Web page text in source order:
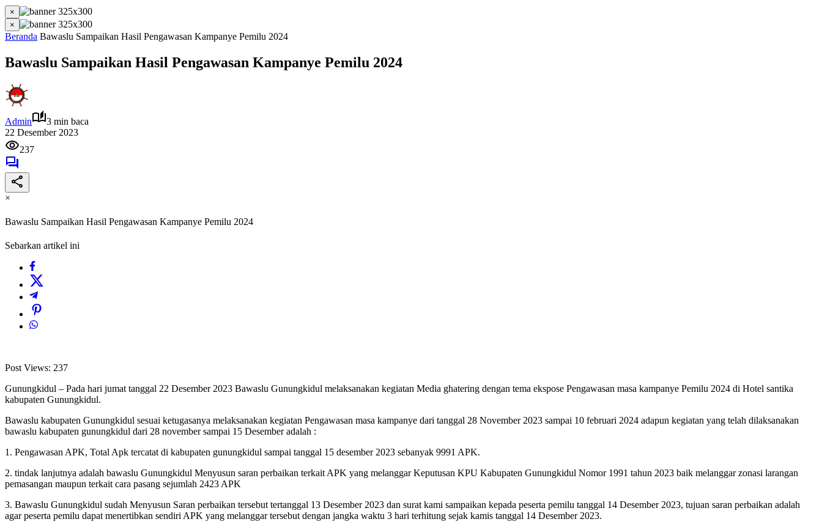
×
×
Beranda Bawaslu Sampaikan Hasil Pengawasan Kampanye Pemilu 2024
Bawaslu Sampaikan Hasil Pengawasan Kampanye Pemilu 2024
Admin
3 min baca
22 Desember 2023
237
×
Bawaslu Sampaikan Hasil Pengawasan Kampanye Pemilu 2024
Sebarkan artikel ini
Post Views: 237
Gunungkidul – Pada hari jumat tanggal 22 Desember 2023 Bawaslu Gunungkidul melaksanakan kegiatan Media ghatering dengan tema ekspose Pengawasan masa kampanye Pemilu 2024 di Hotel santika
kabupaten Gunungkidul.
Bawaslu kabupaten Gunungkidul sesuai ketugasanya melaksanakan kegiatan Pengawasan masa kampanye dari tanggal 28 November 2023 sampai 10 februari 2024 adapun kegiatan yang telah dilaksanakan
bawaslu kabupaten gunungkidul dari 28 november sampai 15 Desember adalah :
1. Pengawasan APK, Total Apk tercatat di kabupaten gunungkidul sampai tanggal 15 desember 2023 sebanyak 9991 APK.
2. tindak lanjutnya adalah bawaslu Gunungkidul Menyusun saran perbaikan terkait APK yang melanggar Keputusan KPU Kabupaten Gunungkidul Nomor 1991 tahun 2023 baik melanggar zonasi larangan
pemasangan maupun terkait cara pasang sejumlah 2423 APK
3. Bawaslu Gunungkidul sudah Menyusun Saran perbaikan tersebut tertanggal 13 Desember 2023 dan surat kami sampaikan kepada peserta pemilu tanggal 14 Desember 2023, tujuan saran perbaikan adalah
agar peserta pemilu dapat menertibkan sendiri APK yang melanggar tersebut dengan jangka waktu 3 hari terhitung sejak kamis tanggal 14 Desember 2023.